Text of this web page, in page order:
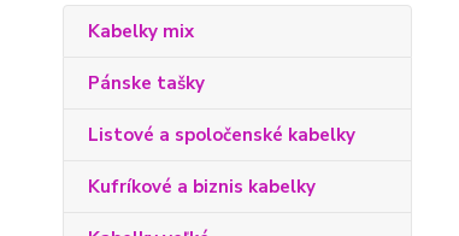
Kabelky mix
Pánske tašky
Listové a spoločenské kabelky
Kufríkové a biznis kabelky